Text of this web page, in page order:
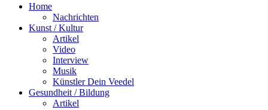
Home
Nachrichten
Kunst / Kultur
Artikel
Video
Interview
Musik
Künstler Dein Veedel
Gesundheit / Bildung
Artikel